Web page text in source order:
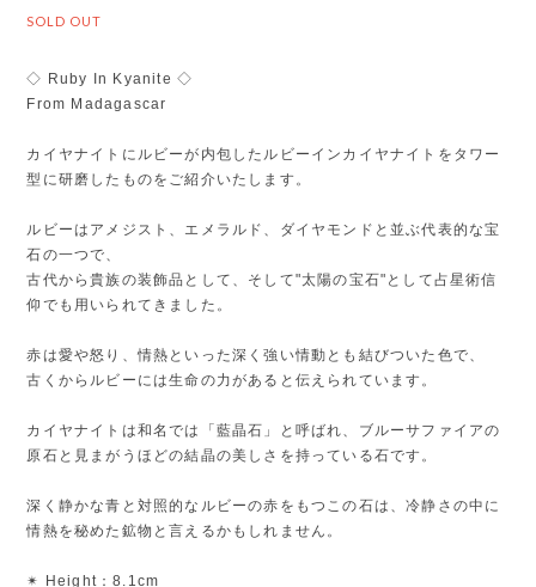
SOLD OUT
◇ Ruby In Kyanite ◇
From Madagascar
カイヤナイトにルビーが内包したルビーインカイヤナイトをタワー
型に研磨したものをご紹介いたします。
ルビーはアメジスト、エメラルド、ダイヤモンドと並ぶ代表的な宝
石の一つで、
古代から貴族の装飾品として、そして"太陽の宝石"として占星術信
仰でも用いられてきました。
赤は愛や怒り、情熱といった深く強い情動とも結びついた色で、
古くからルビーには生命の力があると伝えられています。
カイヤナイトは和名では「藍晶石」と呼ばれ、ブルーサファイアの
原石と見まがうほどの結晶の美しさを持っている石です。
深く静かな青と対照的なルビーの赤をもつこの石は、冷静さの中に
情熱を秘めた鉱物と言えるかもしれません。
✴︎ Height：8.1cm